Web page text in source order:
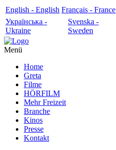
English - English Français - France
Українська -
Ukraine
Svenska -
Sweden
Menü
Home
Greta
Filme
HÖRFILM
Mehr Freizeit
Branche
Kinos
Presse
Kontakt